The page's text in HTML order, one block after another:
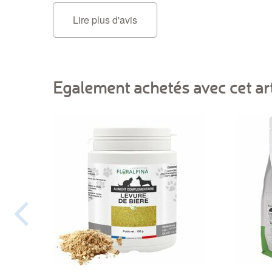
Lire plus d'avis
Egalement achetés avec cet